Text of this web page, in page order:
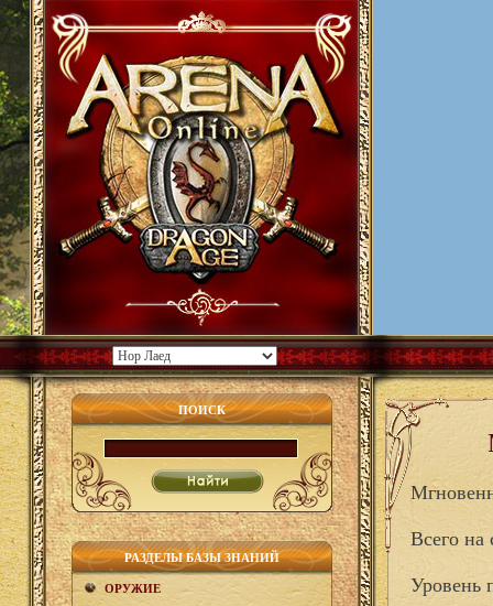
ПОИСК
РАЗДЕЛЫ БАЗЫ ЗНАНИЙ
ОРУЖИЕ
Всего на
Уровень